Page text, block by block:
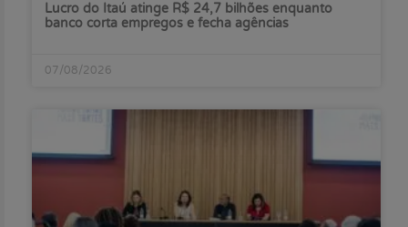
Lucro do Itaú atinge R$ 24,7 bilhões enquanto
banco corta empregos e fecha agências
07/08/2026